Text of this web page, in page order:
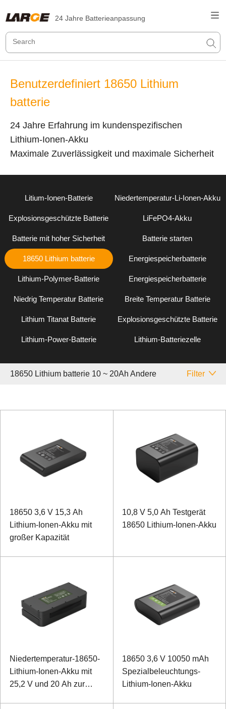
24 Jahre Batterieanpassung
Benutzerdefiniert 18650 Lithium
batterie
24 Jahre Erfahrung im kundenspezifischen
Lithium-Ionen-Akku
Maximale Zuverlässigkeit und maximale Sicherheit
Litium-Ionen-Batterie Niedertemperatur-Li-Ionen-Akku
Explosionsgeschützte Batterie LiFePO4-Akku
Batterie mit hoher Sicherheit Batterie starten
18650 Lithium batterie Energiespeicherbatterie
Lithium-Polymer-Batterie Energiespeicherbatterie
Niedrig Temperatur Batterie Breite Temperatur Batterie
Lithium Titanat Batterie Explosionsgeschützte Batterie
Lithium-Power-Batterie Lithium-Batteriezelle
18650 Lithium batterie 10 ~ 20Ah Andere Filter
18650 3,6 V 15,3 Ah
Lithium-Ionen-Akku mit
großer Kapazität
10,8 V 5,0 Ah Testgerät
18650 Lithium-Ionen-Akku
Niedertemperatur-18650-
Lithium-Ionen-Akku mit
25,2 V und 20 Ah zur
18650 3,6 V 10050 mAh
Spezialbeleuchtungs-
Lithium-Ionen-Akku